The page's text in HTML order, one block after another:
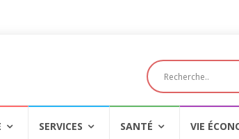
SERVICES SANTÉ VIE